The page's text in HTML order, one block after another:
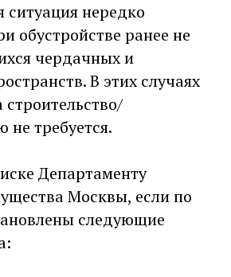
ситуация нередко
обустройстве ранее не
чердачных и
В этих случаях
не требуется.
Департаменту
Москвы, если по
следующие